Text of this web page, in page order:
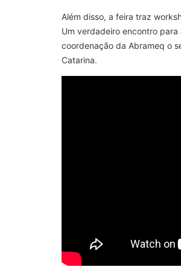
Além disso, a feira traz
Um verdadeiro encontro
coordenação da Abrameq o
Catarina.